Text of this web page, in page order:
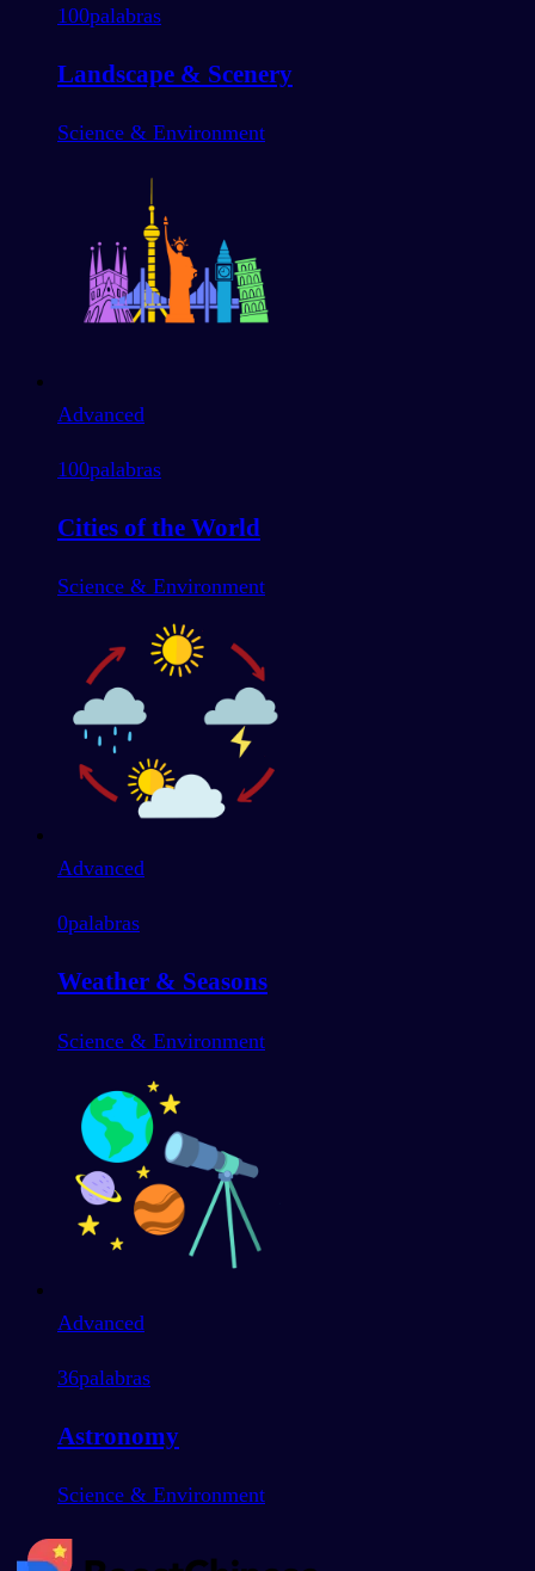
100palabras
Landscape & Scenery
Science & Environment
Advanced
100palabras
Cities of the World
Science & Environment
Advanced
0palabras
Weather & Seasons
Science & Environment
Advanced
36palabras
Astronomy
Science & Environment